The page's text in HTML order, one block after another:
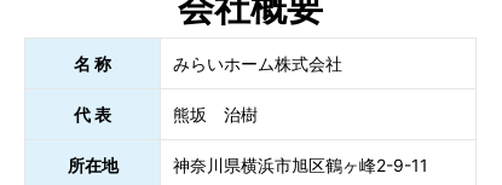
名 称 みらいホーム株式会社
代 表 熊坂 治樹
所在地 神奈川県横浜市旭区鶴ヶ峰2-9-11